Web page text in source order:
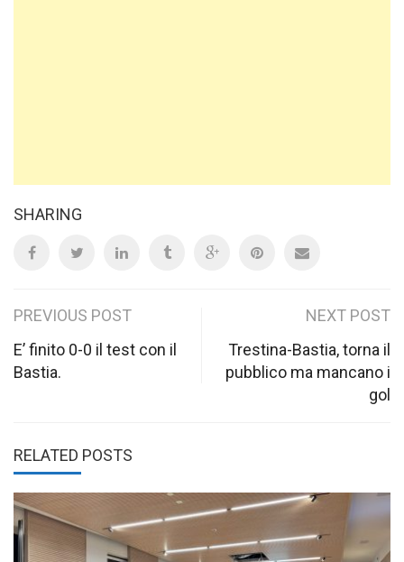
SHARING
Post
navigation
PREVIOUS POST
E’ finito 0-0 il test con il
Bastia.
NEXT POST
Trestina-Bastia, torna il
pubblico ma mancano i
gol
RELATED POSTS